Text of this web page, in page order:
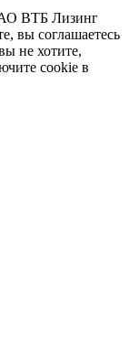
АО ВТБ Лизинг
вы соглашаетесь
не хотите,
cookie в